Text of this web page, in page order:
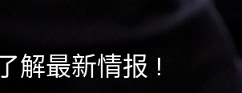
解最新情报 !